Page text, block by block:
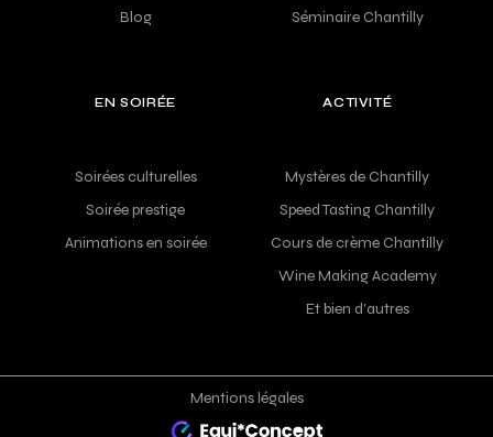
Blog
Séminaire Chantilly
EN SOIRÉE
Soirées culturelles
Soirée prestige
Animations en soirée
ACTIVITÉ
Mystères de Chantilly
Speed Tasting Chantilly
Cours de crème Chantilly
Wine Making Academy
Et bien d'autres
Mentions légales